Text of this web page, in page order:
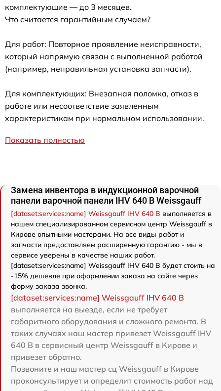
комплектующие — до 3 месяцев.
Что считается гарантийным случаем?
Для работ: Повторное проявление неисправности,
который напрямую связан с выполненной работой
(например, неправильная установка запчасти).
Для комплектующих: Внезапная поломка, отказ в
работе или несоответствие заявленным
характеристикам при нормальном использовании.
Показать полностью
Замена инвентора в индукционной варочной
панели варочной панели IHV 640 B Weissgauff
[dataset:services:name] Weissgauff IHV 640 B выполняется в
нашем специализированном сервисном центр Weissgauff в
Кирове опытными мастерами. На все виды работ и
запчасти предоставляем расширенную гарантию - мы в
сервисе уверены в качестве наших работ.
[dataset:services:name] Weissgauff IHV 640 B будет стоить на
-15% дешевле при оформлении заказа на сайте через
форму заказа звонка.
[dataset:services:name] Weissgauff IHV 640 B
выполняется на выезде, если не требует
габаритного оборудования и сложного ремонта. В
таких случаях наш мастер привезет Weissgauff IHV
640 B в сервисный центр Weissgauff в Кирове и
привезет обратно.
Позвоните и наш мастер сц Weissgauff в Кирове
проконсультирует и определит стоимость работ над